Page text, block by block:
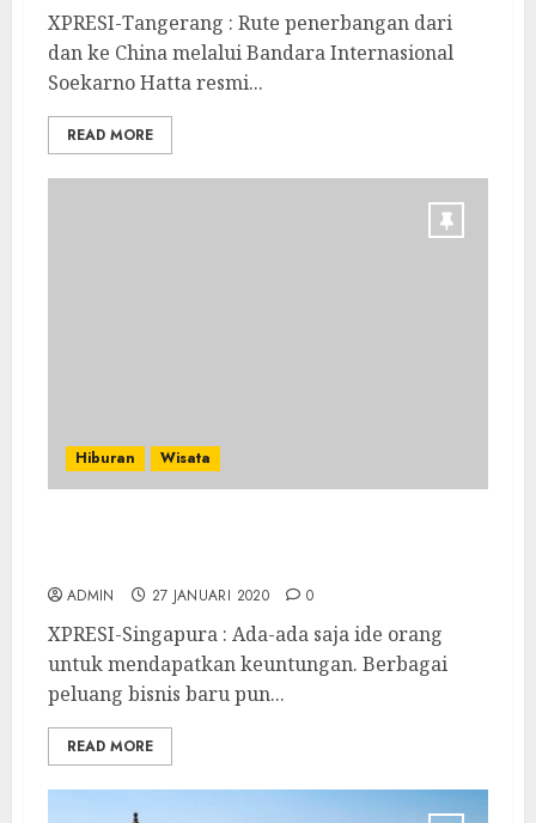
XPRESI-Tangerang : Rute penerbangan dari
dan ke China melalui Bandara Internasional
Soekarno Hatta resmi...
READ MORE
Hiburan Wisata
ADMIN 27 JANUARI 2020 0
XPRESI-Singapura : Ada-ada saja ide orang
untuk mendapatkan keuntungan. Berbagai
peluang bisnis baru pun...
READ MORE